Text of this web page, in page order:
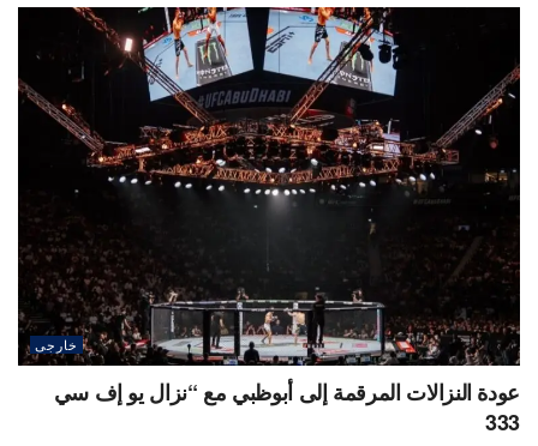
خارجى
عودة النزالات المرقمة إلى أبوظبي مع “نزال يو إف سي
333